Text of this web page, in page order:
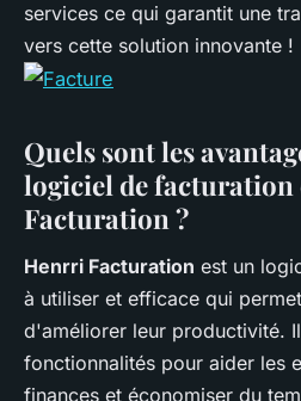
services ce qui garantit une
vers cette solution innovante !
Quels sont les
logiciel de
Facturation ?
Henrri Facturation est un
à utiliser et efficace qui
d'améliorer leur productivité.
fonctionnalités pour aider les
finances et économiser du